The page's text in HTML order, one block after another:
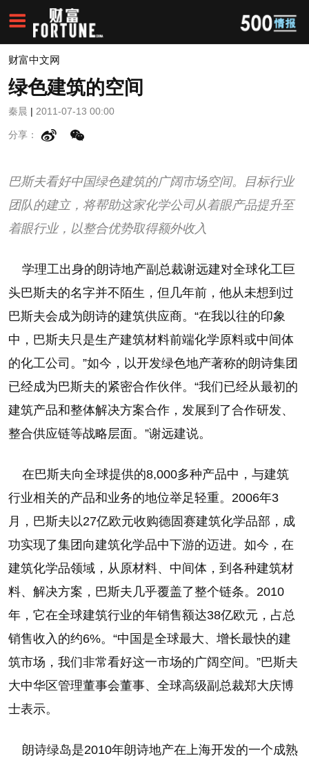
财富中文网
绿色建筑的空间
秦晨 | 2011-07-13 00:00
分享：
巴斯夫看好中国绿色建筑的广阔市场空间。目标行业
团队的建立，将帮助这家化学公司从着眼产品提升至
着眼行业，以整合优势取得额外收入
学理工出身的朗诗地产副总裁谢远建对全球化工巨
头巴斯夫的名字并不陌生，但几年前，他从未想到过
巴斯夫会成为朗诗的建筑供应商。“在我以往的印象
中，巴斯夫只是生产建筑材料前端化学原料或中间体
的化工公司。”如今，以开发绿色地产著称的朗诗集团
已经成为巴斯夫的紧密合作伙伴。“我们已经从最初的
建筑产品和整体解决方案合作，发展到了合作研发、
整合供应链等战略层面。”谢远建说。
在巴斯夫向全球提供的8,000多种产品中，与建筑
行业相关的产品和业务的地位举足轻重。2006年3
月，巴斯夫以27亿欧元收购德固赛建筑化学品部，成
功实现了集团向建筑化学品中下游的迈进。如今，在
建筑化学品领域，从原材料、中间体，到各种建筑材
料、解决方案，巴斯夫几乎覆盖了整个链条。2010
年，它在全球建筑行业的年销售额达38亿欧元，占总
销售收入的约6%。“中国是全球最大、增长最快的建
筑市场，我们非常看好这一市场的广阔空间。”巴斯夫
大中华区管理董事会董事、全球高级副总裁郑大庆博
士表示。
朗诗绿岛是2010年朗诗地产在上海开发的一个成熟